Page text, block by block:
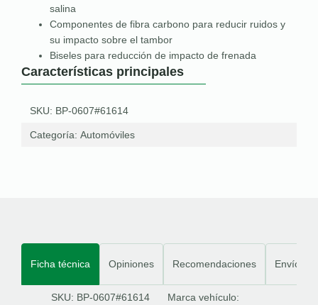
salina
Componentes de fibra carbono para reducir ruidos y
su impacto sobre el tambor
Biseles para reducción de impacto de frenada
Características principales
SKU: BP-0607#61614
Categoría: Automóviles
Ficha técnica Opiniones Recomendaciones Envíos
SKU: BP-0607#61614
Marca vehículo: